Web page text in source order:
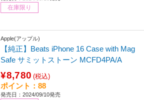
在庫限り
Apple(アップル)
【純正】Beats iPhone 16 Case with Mag
Safe サミットストーン MCFD4PA/A
¥8,780 (税込)
ポイント：88
発売日：2024/09/10発売